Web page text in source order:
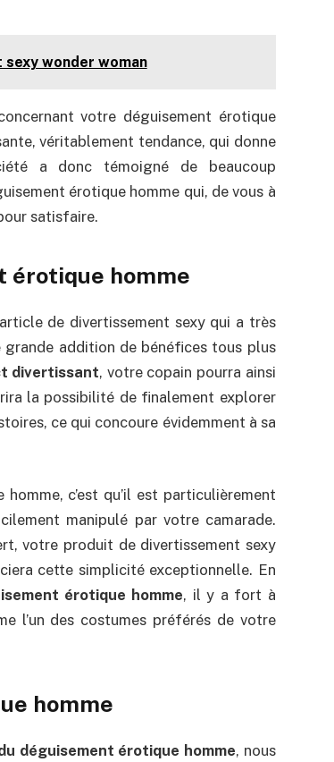
wonder woman
votre déguisement érotique
véritablement tendance, qui donne
a donc témoigné de beaucoup
érotique homme qui, de vous à
satisfaire.
érotique homme
de divertissement sexy qui a très
addition de bénéfices tous plus
divertissant, votre copain pourra ainsi
la possibilité de finalement explorer
ce qui concoure évidemment à sa
c’est qu’il est particulièrement
manipulé par votre camarade.
votre produit de divertissement sexy
cette simplicité exceptionnelle. En
érotique homme, il y a fort à
l’un des costumes préférés de votre
homme
déguisement érotique homme, nous